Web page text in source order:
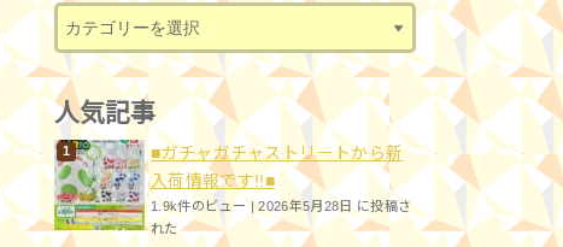
人気記事
■ガチャガチャストリートから新
入荷情報です!!■
1.9k件のビュー|2026年5月28日 に投稿さ
れた